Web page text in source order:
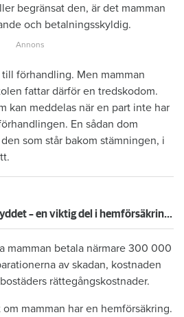
begränsat den, är det mamman
och betalningsskyldig.
förhandling. Men mamman
fattar därför en tredskodom.
kan meddelas när en part inte har
En sådan dom
som står bakom stämningen, i
Ansvarsskyddet – en viktig del i hemförsäkringen
mamman betala närmare 300 000
av skadan, kostnaden
rättegångskostnader.
mamman har en hemförsäkring.